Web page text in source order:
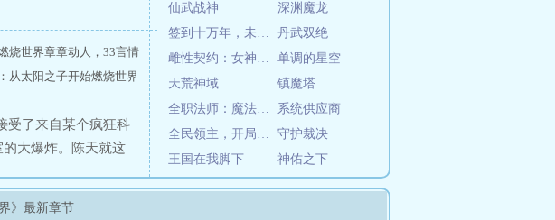
仙武战神
深渊魔龙
签到十万年，未婚妻成女帝
丹武双绝
雌性契约：女神们都想调教我
单调的星空
天荒神域
镇魔塔
全职法师：魔法荣耀
系统供应商
全民领主，开局召唤历史名将
守护裁决
王国在我脚下
神佑之下
烧世界章章动人，33言情
从太阳之子开始燃烧世界
受了来自某个疯狂科
大爆炸。陈天就这
真理的血脉之王，
》最新章节